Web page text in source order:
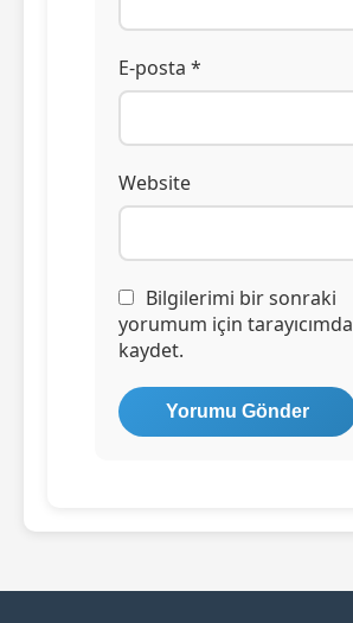
E-posta *
Website
Bilgilerimi bir sonraki
yorumum için tarayıcımda
kaydet.